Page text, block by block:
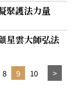
聚護法力量
星雲大師弘法
8 9 10